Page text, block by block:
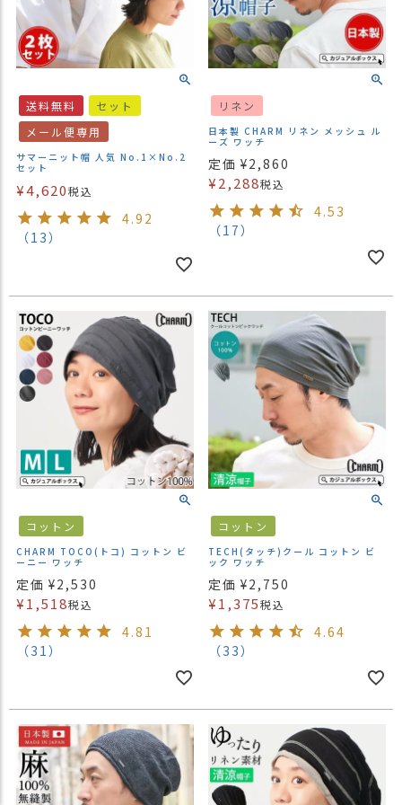
送料無料
セット
メール便専用
サマーニット帽 人気 No.1×No.2
セット
¥4,620税込
4.92
（13）
リネン
日本製 CHARM リネン メッシュ ル
ーズ ワッチ
定価 ¥2,860
¥2,288税込
4.53
（17）
コットン
CHARM TOCO(トコ) コットン ビ
ーニー ワッチ
定価 ¥2,530
¥1,518税込
4.81
（31）
コットン
TECH(タッチ)クール コットン ビ
ック ワッチ
定価 ¥2,750
¥1,375税込
4.64
（33）